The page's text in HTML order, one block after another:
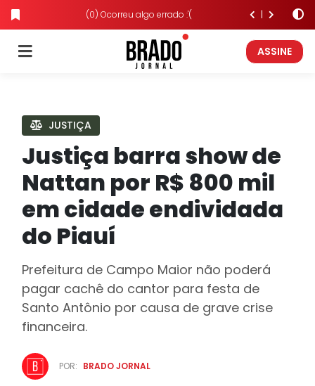
(0) Ocorreu algo errado :'(
ASSINE
JUSTIÇA
Justiça barra show de
Nattan por R$ 800 mil
em cidade endividada
do Piauí
Prefeitura de Campo Maior não poderá
pagar cachê do cantor para festa de
Santo Antônio por causa de grave crise
financeira.
POR: BRADO JORNAL